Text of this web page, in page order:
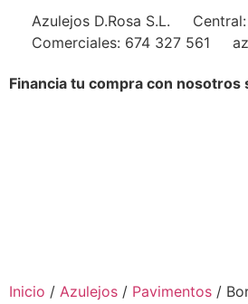
Azulejos D.Rosa S.L.
Comerciales: 674 327 561
Financia tu compra con
Inicio / Azulejos / Pavimentos /